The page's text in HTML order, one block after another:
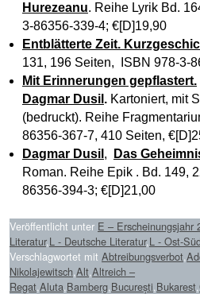
Hurezeanu. Reihe Lyrik Bd.
3-86356-339-4; €[D]19,90
Entblätterte Zeit.
131, 196 Seiten, ISBN 978-3-
Mit Erinnerungen gepflastert.
Dagmar Dusil .Kartoniert, mit
(bedruckt). Reihe
86356-367-7, 410 Seiten,
Dagmar Dusil , Das
Roman. Reihe Epik . Bd. 149,
86356-394-3; €[D]21,00
Veröffentlicht unter E – Erscheinungsjahr
Literatur,L - Deutsche Literatur,L - Ost-
Verschlagwortet mit Abtreibungsverbot,
Nikolajewitsch,Alt,Altreich –
Regat,Aluta,Bamberg,București,Bukarest,